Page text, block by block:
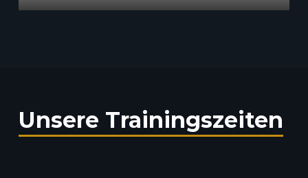
Unsere Trainingszeiten